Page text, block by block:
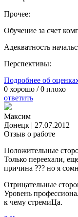
Прочее:
Обучение за счет
Адекватность
Перспективы:
Подробнее об
0 хорошо /0 плохо
ответить
Максим
Донецк | 27.07.2012
Отзыв о работе
Положительные
Только переехали,
причина ??? но я
Отрицательные
Уровень
к чему стремиЦа.